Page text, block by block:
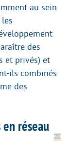
au sein
des
et privés) et
ils combinés
des
réseau